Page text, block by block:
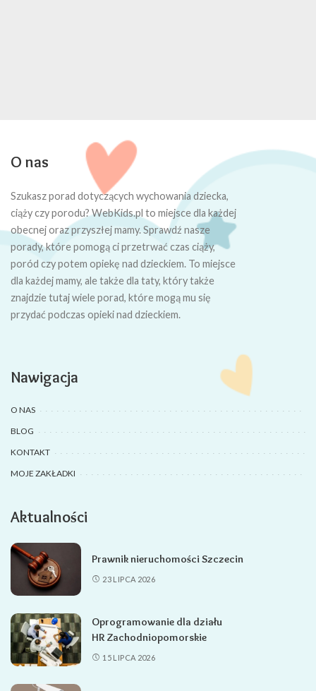
O nas
Szukasz porad dotyczących wychowania dziecka,
ciąży czy porodu? WebKids.pl to miejsce dla każdej
obecnej oraz przyszłej mamy. Sprawdź nasze
porady, które pomogą ci przetrwać czas ciąży,
poród czy potem opiekę nad dzieckiem. To miejsce
dla każdej mamy, ale także dla taty, który także
znajdzie tutaj wiele porad, które mogą mu się
przydać podczas opieki nad dzieckiem.
Nawigacja
O NAS
BLOG
KONTAKT
MOJE ZAKŁADKI
Aktualności
Prawnik nieruchomości Szczecin
23 LIPCA 2026
Oprogramowanie dla działu
HR Zachodniopomorskie
15 LIPCA 2026